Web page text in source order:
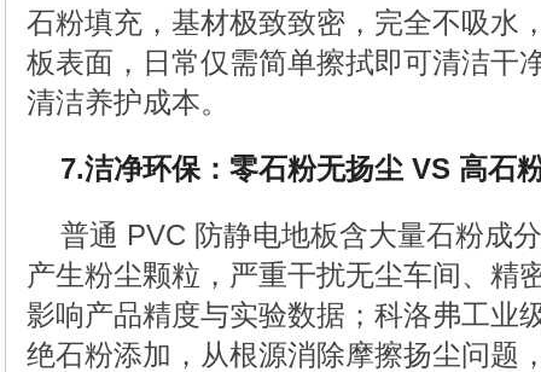
石粉填充，基材极致致密，完全不吸水
板表面，日常仅需简单擦拭即可清洁干
清洁养护成本。
7.洁净环保：零石粉无扬尘 VS 高石
普通 PVC 防静电地板含大量石粉成
产生粉尘颗粒，严重干扰无尘车间、精
影响产品精度与实验数据；科洛弗工业
绝石粉添加，从根源消除摩擦扬尘问题